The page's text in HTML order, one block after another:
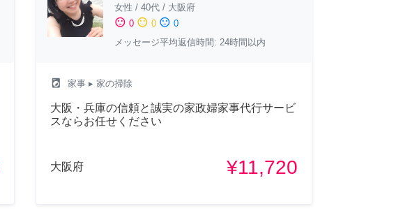
女性 / 40代/ 大阪府
sentiment_satisfied 0 sentiment_neutral 0 sentiment_dissatisfied 0
メッセージ平均返信時間: 24時間以内
local_laundry_service 家事▸ 家の掃除
大阪・兵庫の信頼と誠実の家政婦家事代行サービ
スならお任せください
大阪府 ¥11,720